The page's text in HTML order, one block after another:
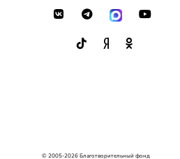
© 2005-2026 Благотворительный фонд